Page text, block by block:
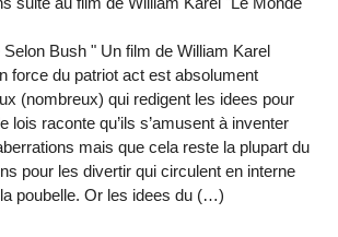
Bush " Un film de William Karel
force du patriot act est absolument
(nombreux) qui redigent les idees pour
lois raconte qu’ils s’amusent à inventer
mais que cela reste la plupart du
pour les divertir qui circulent en interne
poubelle. Or les idees du (…)